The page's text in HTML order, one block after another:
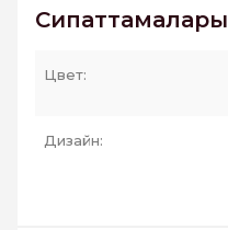
Сипаттамалары
Цвет:
Дизайн: